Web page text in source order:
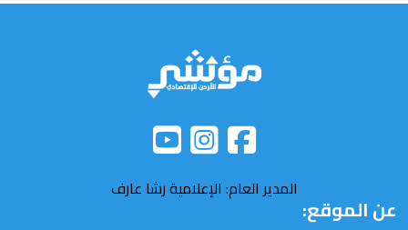
المدير العام: الإعلامية رشا عارف
عن الموقع: